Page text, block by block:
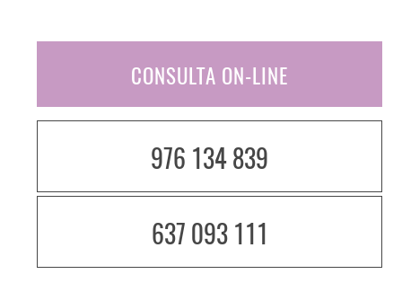
CONSULTA ON-LINE
976 134 839
637 093 111